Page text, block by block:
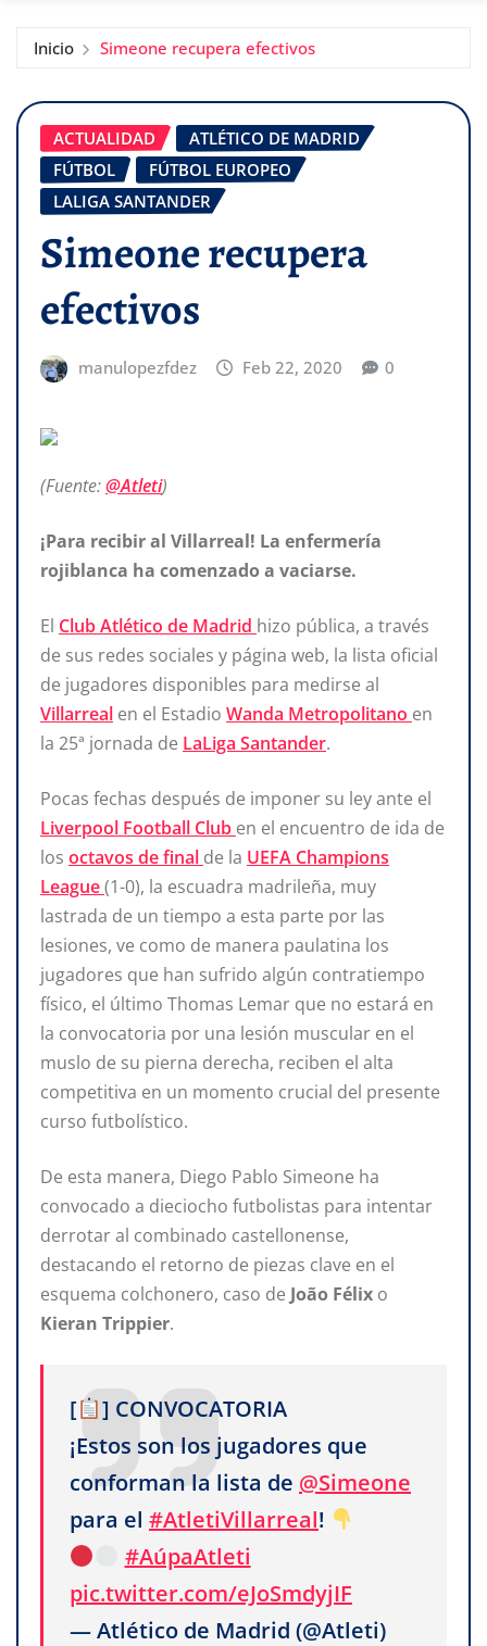
Inicio Simeone recupera efectivos
ACTUALIDAD
ATLÉTICO DE MADRID
FÚTBOL
FÚTBOL EUROPEO
LALIGA SANTANDER
Simeone recupera
efectivos
manulopezfdez Feb 22, 2020 0
(Fuente:@Atleti)
¡Para recibir al Villarreal! La enfermería
rojiblanca ha comenzado a vaciarse.
El Club Atlético de Madrid hizo pública, a través
de sus redes sociales y página web, la lista oficial
de jugadores disponibles para medirse al
Villarreal en el Estadio Wanda Metropolitano en
la 25ª jornada de LaLiga Santander.
Pocas fechas después de imponer su ley ante el
Liverpool Football Club en el encuentro de ida de
los octavos de final de la UEFA Champions
League(1-0), la escuadra madrileña, muy
lastrada de un tiempo a esta parte por las
lesiones, ve como de manera paulatina los
jugadores que han sufrido algún contratiempo
físico, el último Thomas Lemar que no estará en
la convocatoria por una lesión muscular en el
muslo de su pierna derecha, reciben el alta
competitiva en un momento crucial del presente
curso futbolístico.
De esta manera, Diego Pablo Simeone ha
convocado a dieciocho futbolistas para intentar
derrotar al combinado castellonense,
destacando el retorno de piezas clave en el
esquema colchonero, caso de João Félix o
Kieran Trippier.
[
] CONVOCATORIA
¡Estos son los jugadores que
conforman la lista de @Simeone
para el #AtletiVillarreal!
#AúpaAtleti
pic.twitter.com/eJoSmdyjIF
— Atlético de Madrid (@Atleti)